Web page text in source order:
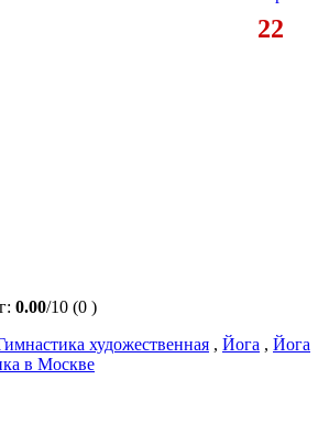
22
0.00/10 (0 )
художественная , Йога , Йога
в Москве